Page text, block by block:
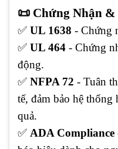
📜 Chứng Nhận
✅ UL 1638 - Chứng
✅ UL 464 - Chứng
động.
✅ NFPA 72 - Tuân
tế, đảm bảo hệ
quả.
✅ ADA Compliance